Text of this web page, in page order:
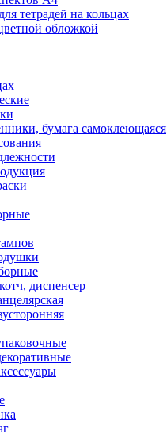
тетрадей на кольцах
обложкой
бумага самоклеющаяся
диспенсер